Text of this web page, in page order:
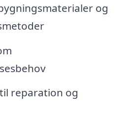
og
reparation og